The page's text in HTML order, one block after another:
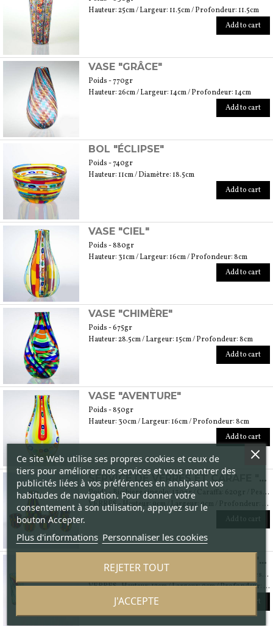
Hauteur: 25cm / Largeur: 11.5cm / Profondeur: 11.5cm
Add to cart
VASE "GRÂCE"
Poids - 770gr
Hauteur: 26cm / Largeur: 14cm / Profondeur: 14cm
Add to cart
BOL "ÉCLIPSE"
Poids - 740gr
Hauteur: 11cm / Diamètre: 18.5cm
Add to cart
VASE "CIEL"
Poids - 880gr
Hauteur: 31cm / Largeur: 16cm / Profondeur: 8cm
Add to cart
VASE "CHIMÈRE"
Poids - 675gr
Hauteur: 28.5cm / Largeur: 15cm / Profondeur: 8cm
Add to cart
VASE "AVENTURE"
Poids - 850gr
Hauteur: 30cm / Largeur: 16cm / Profondeur: 8cm
Add to cart
SERVICE DE VERRES ET CARAFE "RÉDEMPTEUR"
Poids - Bicchiere singolo: 130gr / Caraffa: 620gr / Peso totale: 1370gr
VERRES - Hauteur: 9cm / Largeur: 9cm / Profondeur: 9cm CARAFE - Hauteur: 25cm / Largeur: 15cm / Profondeur: 15cm
Add to cart
SERVICE DE VERRES ET CARAFE "MIRAGE"
Poids - Bicchiere singolo: 180gr / Caraffa: 740gr / Peso totale: 1820gr
VERRES- Hauteur: 12cm / Largeur: 9cm / Profondeur: 9cm CARAFE - Hauteur: 23cm / Largeur: 10cm / Profondeur: 10cm
Add to cart
Ce site Web utilise ses propres cookies et ceux de
tiers pour améliorer nos services et vous montrer des
publicités liées à vos préférences en analysant vos
habitudes de navigation. Pour donner votre
consentement à son utilisation, appuyez sur le
bouton Accepter.
Plus d'informations Personnaliser les cookies
REJETER TOUT
J'ACCEPTE